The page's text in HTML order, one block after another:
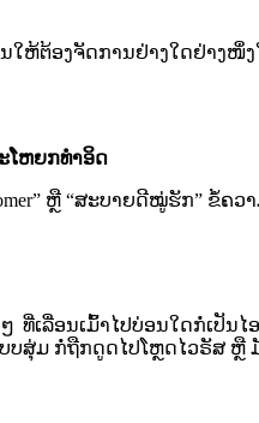
ຫ້​ຕ້ອງ​ຈັດການ​ຢ່າງ​ໃດ​ຢ່າງ​
ໂຫຍກ​ທຳອິດ
ຫຼື​ “ສະບາຍດີໝູ່ຮັກ​”
ທີ່​ເລື່ອນ​ເມົ້າ​ໄປ​ບ່ອນໃດກໍ່​ເປັ
ມ​ ກໍ່​ຖືກ​ດູດ​ໄປ​ໂຫຼດ​ໄວ​ຣັສ ​ຫຼື ​ມັ